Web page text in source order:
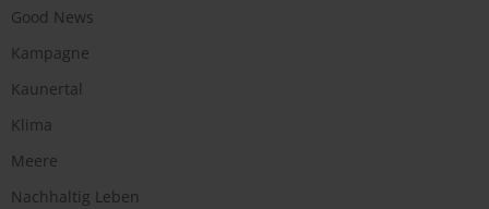
Good News
Kampagne
Kaunertal
Klima
Meere
Nachhaltig Leben